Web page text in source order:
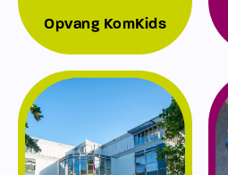
Opvang KomKids